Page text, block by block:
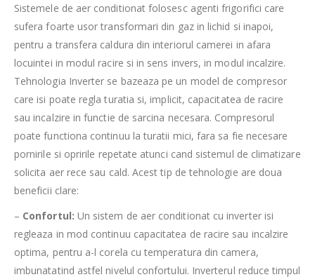
Sistemele de aer conditionat folosesc agenti frigorifici care
sufera foarte usor transformari din gaz in lichid si inapoi,
pentru a transfera caldura din interiorul camerei in afara
locuintei in modul racire si in sens invers, in modul incalzire.
Tehnologia Inverter se bazeaza pe un model de compresor
care isi poate regla turatia si, implicit, capacitatea de racire
sau incalzire in functie de sarcina necesara. Compresorul
poate functiona continuu la turatii mici, fara sa fie necesare
pornirile si opririle repetate atunci cand sistemul de climatizare
solicita aer rece sau cald. Acest tip de tehnologie are doua
beneficii clare:
– Confortul: Un sistem de aer conditionat cu inverter isi
regleaza in mod continuu capacitatea de racire sau incalzire
optima, pentru a-l corela cu temperatura din camera,
imbunatatind astfel nivelul confortului. Inverterul reduce timpul